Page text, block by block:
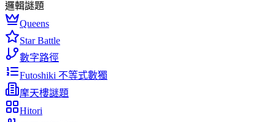
邏輯謎題
Queens
Star Battle
數字路徑
Futoshiki 不等式數獨
摩天樓謎題
Hitori